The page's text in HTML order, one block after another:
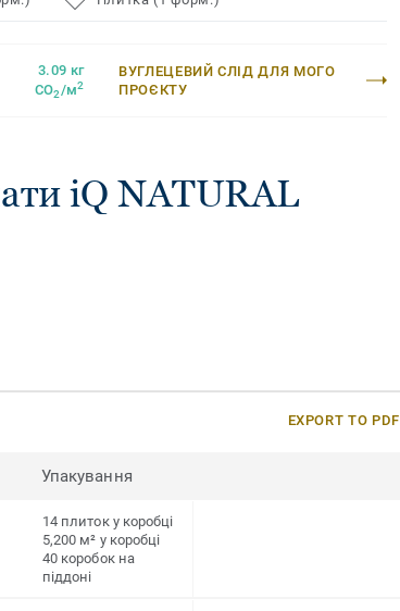
3.09 кг
CO2/м2
ВУГЛЕЦЕВИЙ СЛІД ДЛЯ МОГО
ПРОЄКТУ
iQ NATURAL
EXPORT TO PDF
Упакування
14 плиток у коробці
5,200 м² у коробці
40 коробок на
піддоні